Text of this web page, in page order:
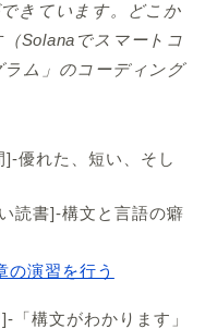
きています。どこか
Solanaでスマートコ
ム」のコーディング
]-優れた、短い、そし
読書]-構文と言語の癖
の演習を行う
「構文がわかります」